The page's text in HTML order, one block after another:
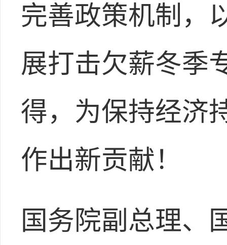
完善政策机制，
展打击欠薪冬季
得，为保持经济
作出新贡献！
国务院副总理、